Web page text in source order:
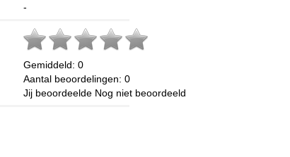
-
Gemiddeld:0
Aantal beoordelingen:0
Jij beoordeelde Nog niet beoordeeld